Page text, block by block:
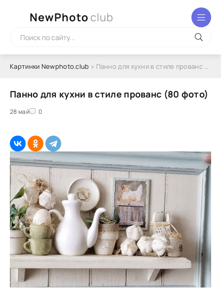
NewPhoto club
Картинки Newphoto.club » Панно для кухни в стиле прованс (80 фото)
Панно для кухни в стиле прованс (80 фото)
28 май 0